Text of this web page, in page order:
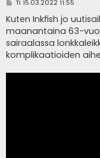
e
s
t
i
Ti 15.03.2022 11:55
Kuten Inkfish jo
maanantaina 63-
sairaalassa
komplikaatioiden